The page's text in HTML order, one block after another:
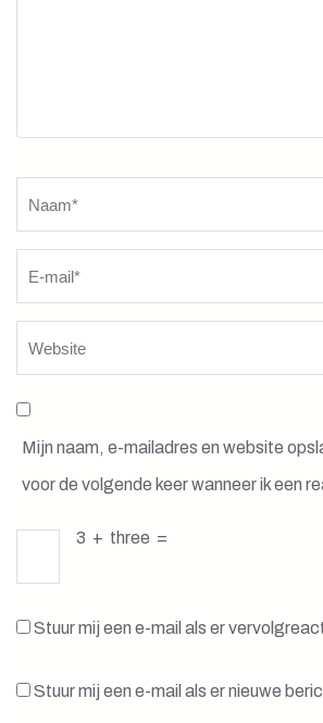
Mijn naam, e-mailadres en website
voor de volgende keer wanneer ik een
3 + three =
Stuur mij een e-mail als er
Stuur mij een e-mail als er nieuwe